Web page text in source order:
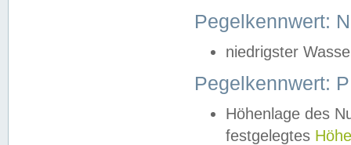
Pegelkennwert:
niedrigster
Pegelkennwert:
Höhenlage des
festgelegtes